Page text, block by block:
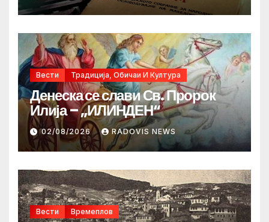
Вести Традиција, Обичаи И Култура
Денеска се слави Св. Пророк
Илија – „ИЛИНДЕН“
02/08/2026 RADOVIS NEWS
Вести Времеплов